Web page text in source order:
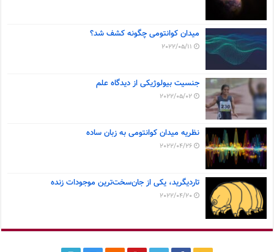
میدان کوانتومی چگونه کشف شد؟
2022/05/11
جنسیت بیولوژیکی از دیدگاه علم
2022/05/02
نظریه میدان کوانتومی به زبان ساده
2022/04/26
تاردیگرید، یکی از جان‌سخت‌ترین موجودات زنده
2022/04/20